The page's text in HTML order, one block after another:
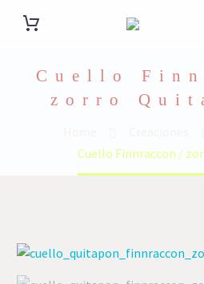
Cuello
zorro
Cuello Finnraccon /